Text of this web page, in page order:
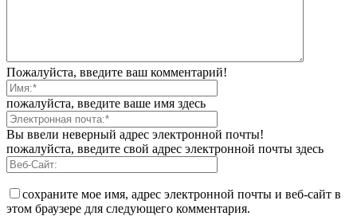
Пожалуйста, введите ваш комментарий!
пожалуйста, введите ваше имя здесь
Вы ввели неверный адрес электронной почты!
пожалуйста, введите свой адрес электронной почты здесь
сохраните мое имя, адрес электронной почты и веб-сайт в
этом браузере для следующего комментария.